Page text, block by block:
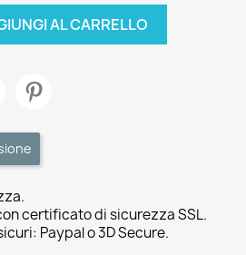
AL CARRELLO
certificato di sicurezza SSL.
Paypal o 3D Secure.